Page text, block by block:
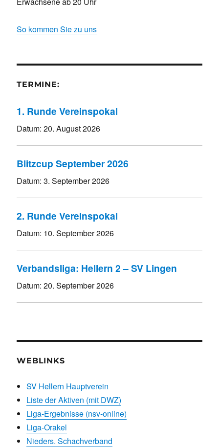
So kommen Sie zu uns
TERMINE:
1. Runde Vereinspokal
Datum:20. August 2026
Blitzcup September 2026
Datum:3. September 2026
2. Runde Vereinspokal
Datum: 10. September 2026
Verbandsliga: Hellern 2 – SV Lingen
Datum:20. September 2026
WEBLINKS
SV Hellern Hauptverein
Liste der Aktiven (mit DWZ)
Liga-Ergebnisse (nsv-online)
Liga-Orakel
Nieders. Schachverband